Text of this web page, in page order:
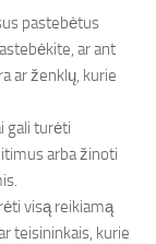
pastebėtus
ar ant
ar ženklų, kurie
gali turėti
arba žinoti
visą reikiamą
teisininkais, kurie